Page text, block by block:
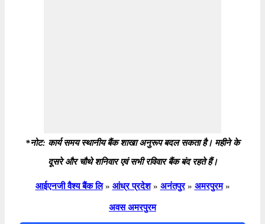
*नोट: कार्य समय स्थानीय बैंक शाखा अनुरूप बदल सकता है। महीने के
दूसरे और चौथे शनिवार एवं सभी रविवार बैंक बंद रहते हैं।
आईएनजी वैश्य बैंक लि » आंध्र प्रदेश » अनंतपुर » अमरपुरम »
अवस अमरपुरम